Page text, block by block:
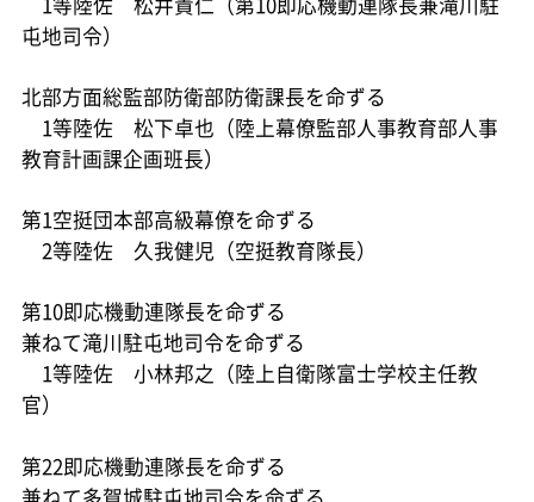
屯地司令）
北部方面総監部防衛部防衛課長を命ずる
1等陸佐 松下卓也（陸上幕僚監部人事教育部人事
教育計画課企画班長）
第1空挺団本部高級幕僚を命ずる
2等陸佐 久我健児（空挺教育隊長）
第10即応機動連隊長を命ずる
兼ねて滝川駐屯地司令を命ずる
1等陸佐 小林邦之（陸上自衛隊富士学校主任教
官）
第22即応機動連隊長を命ずる